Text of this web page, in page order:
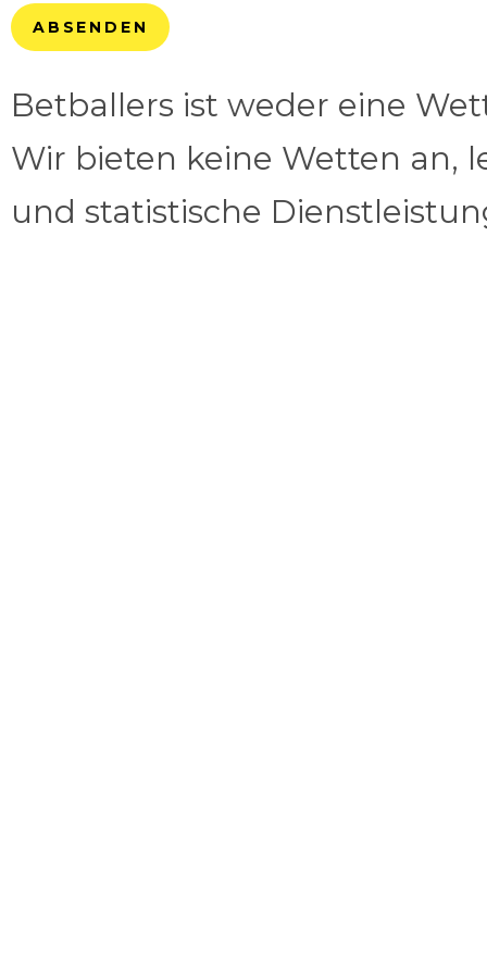
ABSENDEN
Betballers ist weder eine
Wir bieten keine Wetten an,
und statistische